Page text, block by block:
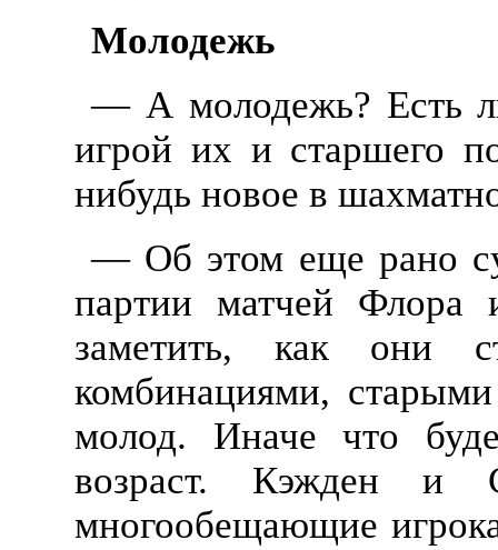
Молодежь
— А молодежь? Есть
игрой их и старшего
нибудь новое в
— Об этом еще рано
партии матчей
заметить, как они
комбинациями,
молод. Иначе что
возраст. Кэжден и
многообещающие